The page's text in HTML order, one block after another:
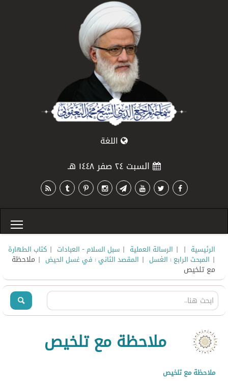
اللغة
السبت ٢٤ صفر ١٤٤٨ هـ
الرئيسية |
| الرسالة العملية | سبل السلام - العبادات | كتاب الطهارة
| المبحث الرابع : الغسل | المقصد الثاني : في غسل الحيض | ملاحظة
مع تلخيص
ملاحظة مع تلخيص
ملاحظة مع تلخيص